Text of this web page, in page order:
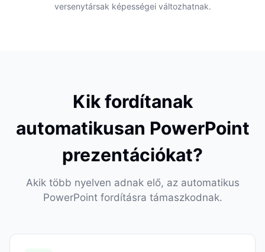
versenytársak képességei változhatnak.
Kik fordítanak
automatikusan PowerPoint
prezentációkat?
Akik több nyelven adnak elő, az automatikus
PowerPoint fordításra támaszkodnak.